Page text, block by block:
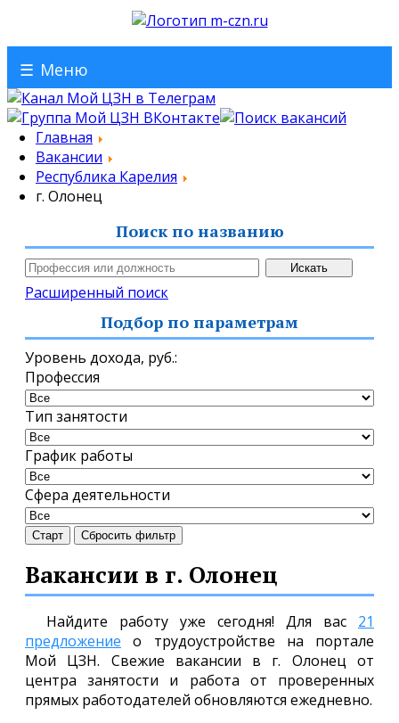
☰ Меню
Главная
Вакансии
Республика Карелия
г. Олонец
Поиск по названию
Расширенный поиск
Подбор по параметрам
Уровень дохода, руб.:
Профессия
Тип занятости
График работы
Сфера деятельности
Старт Сбросить фильтр
Вакансии в г. Олонец
Найдите работу уже сегодня! Для вас 21
предложение о трудоустройстве на портале
Мой ЦЗН. Свежие вакансии в г. Олонец от
центра занятости и работа от проверенных
прямых работодателей обновляются ежедневно.